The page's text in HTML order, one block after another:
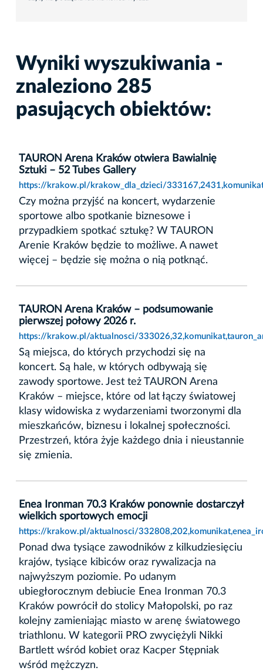
Wyniki wyszukiwania -
znaleziono 285
pasujących obiektów:
TAURON Arena Kraków otwiera Bawialnię
Sztuki – 52 Tubes Gallery
https://krakow.pl/krakow_dla_dzieci/
Czy można przyjść na koncert, wydarzenie
sportowe albo spotkanie biznesowe i
przypadkiem spotkać sztukę? W TAURON
Arenie Kraków będzie to możliwe. A nawet
więcej – będzie się można o nią potknąć.
TAURON Arena Kraków – podsumowanie
pierwszej połowy 2026 r.
https://krakow.pl/aktualnosci/
Są miejsca, do których przychodzi się na
koncert. Są hale, w których odbywają się
zawody sportowe. Jest też TAURON Arena
Kraków – miejsce, które od lat łączy światowej
klasy widowiska z wydarzeniami tworzonymi dla
mieszkańców, biznesu i lokalnej społeczności.
Przestrzeń, która żyje każdego dnia i nieustannie
się zmienia.
Enea Ironman 70.3 Kraków ponownie dostarczył
wielkich sportowych emocji
https://krakow.pl/aktualnosci/
Ponad dwa tysiące zawodników z kilkudziesięciu
krajów, tysiące kibiców oraz rywalizacja na
najwyższym poziomie. Po udanym
ubiegłorocznym debiucie Enea Ironman 70.3
Kraków powrócił do stolicy Małopolski, po raz
kolejny zamieniając miasto w arenę światowego
triathlonu. W kategorii PRO zwyciężyli Nikki
Bartlett wśród kobiet oraz Kacper Stępniak
wśród mężczyzn.